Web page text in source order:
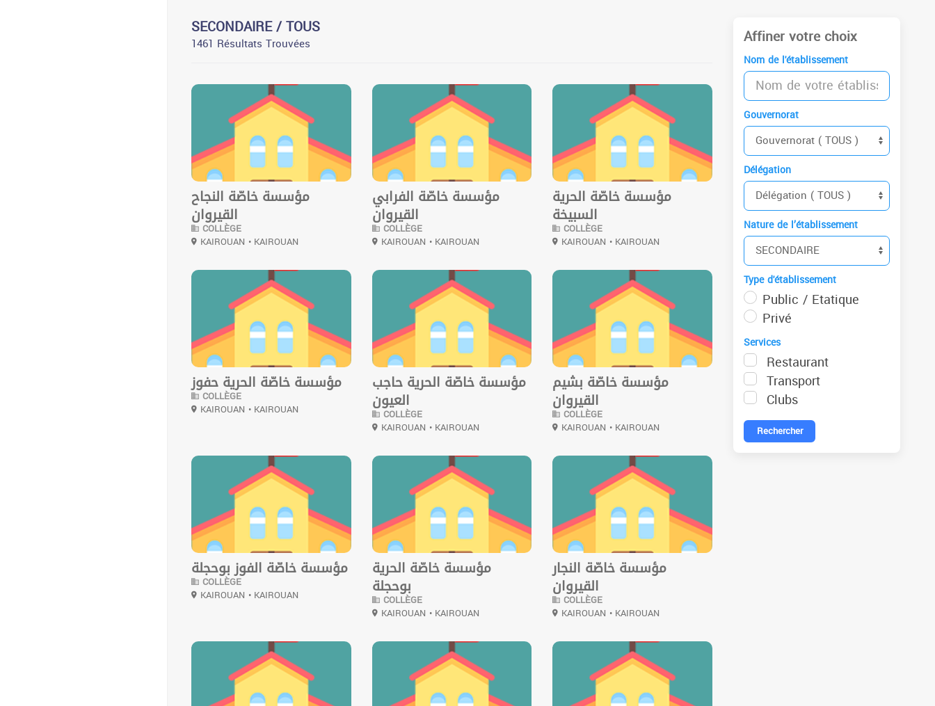
SECONDAIRE / TOUS
1461 Résultats Trouvées
مؤسسة خاصّة النجاح
القيروان
COLLÈGE
KAIROUAN • KAIROUAN
مؤسسة خاصّة الفرابي
القيروان
COLLÈGE
KAIROUAN • KAIROUAN
مؤسسة خاصّة الحرية
السبيخة
COLLÈGE
KAIROUAN • KAIROUAN
مؤسسة خاصّة الحرية حفوز
COLLÈGE
KAIROUAN • KAIROUAN
مؤسسة خاصّة الحرية حاجب
العيون
COLLÈGE
KAIROUAN • KAIROUAN
مؤسسة خاصّة بشيم
القيروان
COLLÈGE
KAIROUAN • KAIROUAN
مؤسسة خاصّة الفوز بوحجلة
COLLÈGE
KAIROUAN • KAIROUAN
مؤسسة خاصّة الحرية
بوحجلة
COLLÈGE
KAIROUAN • KAIROUAN
مؤسسة خاصّة النجار
القيروان
COLLÈGE
KAIROUAN • KAIROUAN
Affiner votre choix
Nom de l'établissement
Gouvernorat
Délégation
Nature de l’établissement
Type d'établissement
Public / Etatique
Privé
Services
Restaurant
Transport
Clubs
Rechercher